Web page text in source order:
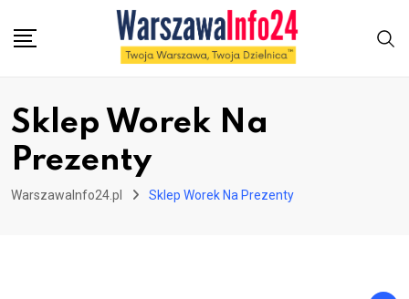
Sklep Worek Na
Prezenty
WarszawaInfo24.pl Sklep Worek Na Prezenty